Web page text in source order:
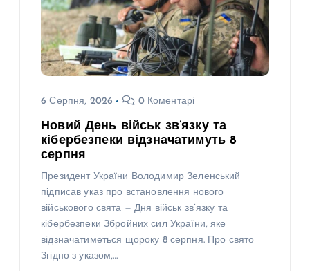
6 Серпня, 2026 0 Коментарі
Новий День військ зв’язку та
кібербезпеки відзначатимуть 8
серпня
Президент України Володимир Зеленський
підписав указ про встановлення нового
військового свята — Дня військ зв’язку та
кібербезпеки Збройних сил України, яке
відзначатиметься щороку 8 серпня. Про свято
Згідно з указом,…